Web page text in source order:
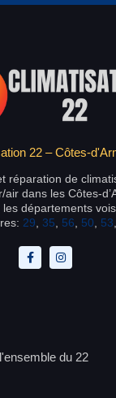
22 – Côtes-
réparation de
air dans les Côtes-
départements
29 35 56 50 53
du 22